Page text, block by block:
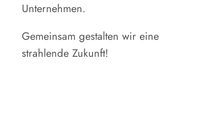
Unternehmen.
Gemeinsam gestalten wir eine
strahlende Zukunft!